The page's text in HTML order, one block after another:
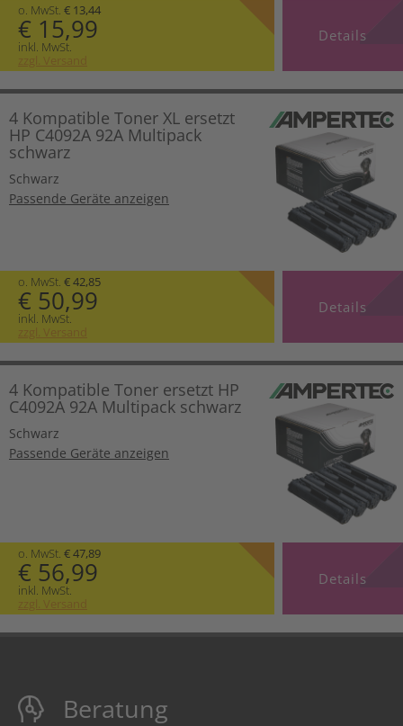
o. MwSt. € 13,44
€ 15,99
inkl. MwSt.
zzgl. Versand
Details
4 Kompatible Toner XL ersetzt
HP C4092A 92A Multipack
schwarz
Schwarz
Passende Geräte anzeigen
o. MwSt. € 42,85
€ 50,99
inkl. MwSt.
zzgl. Versand
Details
4 Kompatible Toner ersetzt HP
C4092A 92A Multipack schwarz
Schwarz
Passende Geräte anzeigen
o. MwSt. € 47,89
€ 56,99
inkl. MwSt.
zzgl. Versand
Details
Beratung